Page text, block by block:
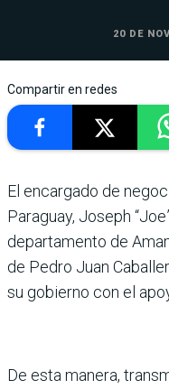
20 DE
Compartir en redes
El encargado de
Paraguay, Joseph
departamento de
de Pedro Juan
su gobierno con el
De esta manera,